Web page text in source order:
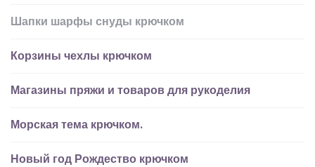
Шапки шарфы снуды крючком
Корзины чехлы крючком
Магазины пряжи и товаров для рукоделия
Морская тема крючком.
Новый год Рождество крючком